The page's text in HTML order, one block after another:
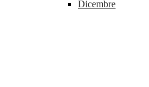
Dicembre